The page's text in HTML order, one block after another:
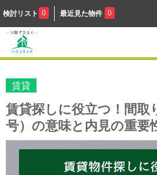
検討リスト 0 最近見た物件 0
賃貸
賃貸探しに役立つ！間取
号）の意味と内見の重要